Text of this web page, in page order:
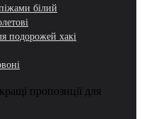
білий
подорожей хакі
пропозиції для